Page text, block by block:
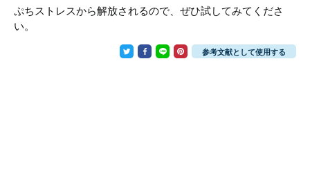
ぷちストレスから解放されるので、ぜひ試してみてくださ
い。
参考文献として使用する